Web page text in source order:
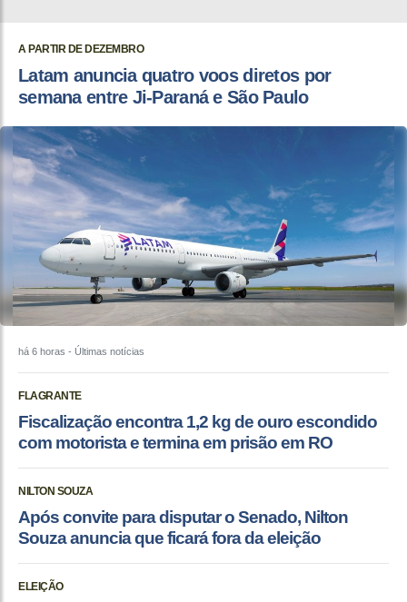
A PARTIR DE DEZEMBRO
Latam anuncia quatro voos diretos por
semana entre Ji-Paraná e São Paulo
há 6 horas - Últimas notícias
FLAGRANTE
Fiscalização encontra 1,2 kg de ouro escondido
com motorista e termina em prisão em RO
NILTON SOUZA
Após convite para disputar o Senado, Nilton
Souza anuncia que ficará fora da eleição
ELEIÇÃO